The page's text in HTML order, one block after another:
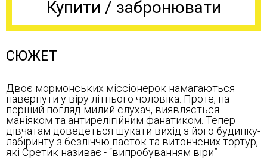
Купити / забронювати
СЮЖЕТ
Двоє мормонських міссіонерок намагаються
навернути у віру літнього чоловіка. Проте, на
перший погляд милий слухач, виявляється
маніяком та антирелігійним фанатиком. Тепер
дівчатам доведеться шукати вихід з його будинку-
лабіринту з безліччю пасток та витончених тортур,
які Єретик називає - “випробуванням віри”